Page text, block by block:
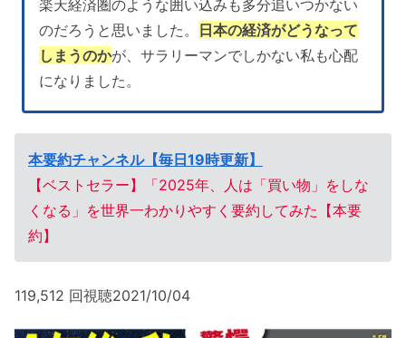
楽天経済圏のような囲い込みも多分追いつかない
のだろうと思いました。 日本の経済がどうなって
しまうのかが、サラリーマンでしかない私も心配
になりました。
本要約チャンネル【毎日19時更新】
【ベストセラー】「2025年、人は「買い物」をしな
くなる」を世界一わかりやすく要約してみた【本要
約】
119,512 回視聴2021/10/04